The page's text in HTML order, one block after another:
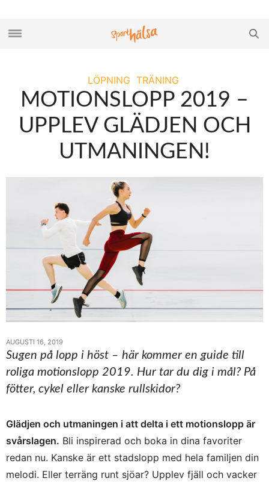
LÖPNING TRÄNING
MOTIONSLOPP 2019 –
UPPLEV GLÄDJEN OCH
UTMANINGEN!
AUGUSTI 16, 2019
Sugen på lopp i höst – här kommer en guide till
roliga motionslopp 2019. Hur tar du dig i mål? På
fötter, cykel eller kanske rullskidor?
Glädjen och utmaningen i att delta i ett motionslopp är
svårslagen. Bli inspirerad och boka in dina favoriter
redan nu. Kanske är ett stadslopp med hela familjen din
melodi. Eller terräng runt sjöar? Upplev fjäll och vacker